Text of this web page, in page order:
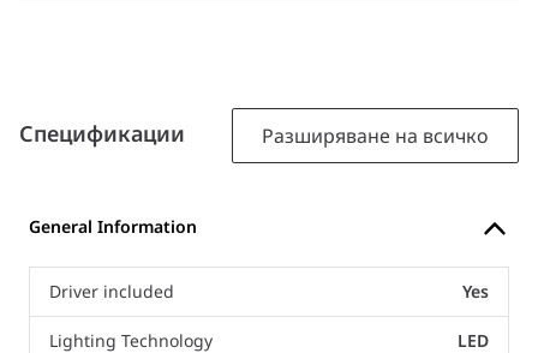
Спецификации Разширяване на всичко
General Information
Driver included Yes
Lighting Technology LED